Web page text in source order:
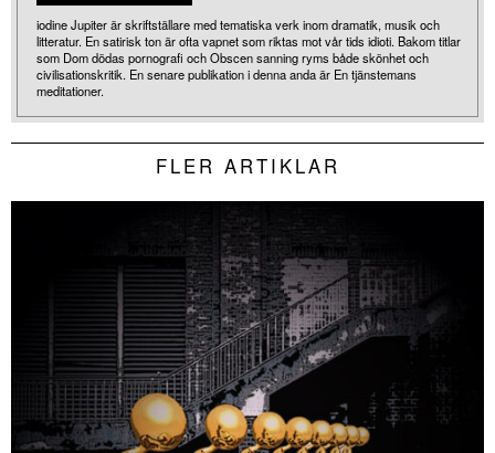
iodine Jupiter är skriftställare med tematiska verk inom dramatik, musik och
litteratur. En satirisk ton är ofta vapnet som riktas mot vår tids idioti. Bakom titlar
som Dom dödas pornografi och Obscen sanning ryms både skönhet och
civilisationskritik. En senare publikation i denna anda är En tjänstemans
meditationer.
FLER ARTIKLAR